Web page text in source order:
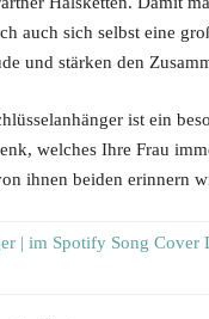
auch sich selbst eine
und stärken den
ist ein
welches Ihre Frau
ihnen beiden erinnern